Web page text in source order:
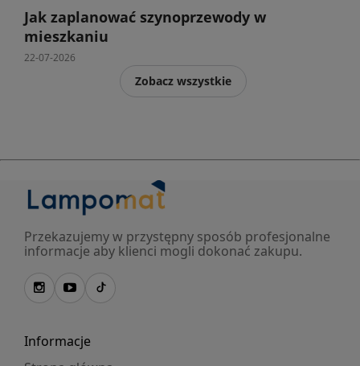
Jak zaplanować szynoprzewody w
mieszkaniu
22-07-2026
Zobacz wszystkie
Przekazujemy w przystępny sposób profesjonalne
informacje aby klienci mogli dokonać zakupu.
Informacje